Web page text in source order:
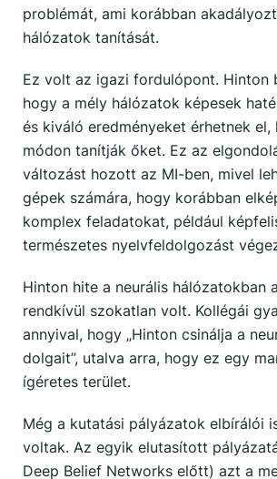
problémát, ami korábban
hálózatok tanítását.
Ez volt az igazi fordulópont. Hinton
hogy a mély hálózatok képesek
és kiváló eredményeket érhetnek el,
módon tanítják őket. Ez az
változást hozott az MI-ben, mivel
gépek számára, hogy korábban
komplex feladatokat, például
természetes nyelvfeldolgozást
Hinton hite a neurális hálózatokban
rendkívül szokatlan volt. Kollégái
annyival, hogy „Hinton csinálja a
dolgait”, utalva arra, hogy ez egy
ígéretes terület.
Még a kutatási pályázatok elbírálói
voltak. Az egyik elutasított
Deep Belief Networks előtt) azt a